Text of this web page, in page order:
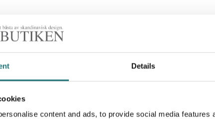
Details
content and ads, to provide social media features
kombinerar det vackra med
tillsammans med runda ben
Överstruket pris är ett
pris från leverantören